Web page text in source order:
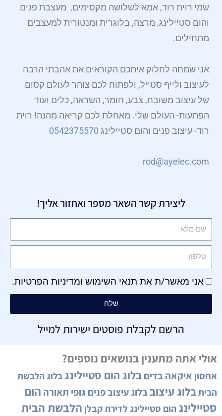
o
o
g
r
a
p
r
e
o
p
שמי רוית רוד, אמא לשלושה מקסימים, מעצבת פנים
והום סטיילינג, מרצה, בלוגרית ומנטורית למעצבים
מתחילים.
אני שמחה לחלוק איתכם הקוראים את אהבתי הרבה
לעיצוב ולייף סטייל, ולפתוח לכם צוהר לעולם קסום
של עיצוב משובח, צבע, חומר, השראה, כלים ועוד
הפתעות- העולם שלי. מאחלת לכם קריאה מהנה! רוית
רוד- עיצוב פנים והום סטיילינג 0542375570
rod@ayelec.com
ליצירת קשר השאר מספר ואחזור אליך!
אני מאשר/ת את תנאי השימוש ומדיניות הפרטיות.
שלח
הרשם לקבלת פוסטים ישירות למייל
אולי אתה מתענין בנושאים נוספים?
אחסון איקאה בדיםבלוג הום סטיילינגבלוג הלבשת
הביתבלוג עיצוב בלוג עיצוב פנים גופי תאורה הום
סטיילינגהום סטיילינג לדירת קבלן הלבשת הבית